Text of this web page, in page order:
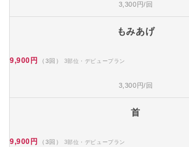
3,300円/回
もみあげ
9,900円 （3回） 3部位・デビュープラン
3,300円/回
首
9,900円 （3回） 3部位・デビュープラン